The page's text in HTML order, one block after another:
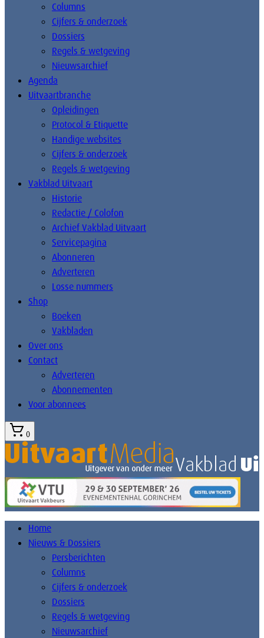
Columns
Cijfers & onderzoek
Dossiers
Regels & wetgeving
Nieuwsarchief
Agenda
Uitvaartbranche
Opleidingen
Protocol & Etiquette
Handige websites
Cijfers & onderzoek
Regels & wetgeving
Vakblad Uitvaart
Historie
Redactie / Colofon
Archief Vakblad Uitvaart
Servicepagina
Abonneren
Adverteren
Losse nummers
Shop
Boeken
Vakbladen
Over ons
Contact
Adverteren
Abonnementen
Voor abonnees
0
Home
Nieuws & Dossiers
Persberichten
Columns
Cijfers & onderzoek
Dossiers
Regels & wetgeving
Nieuwsarchief